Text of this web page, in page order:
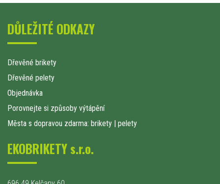
DŮLEŽITÉ ODKAZY
Dřevěné brikety
Dřevěné pelety
Objednávka
Porovnejte si způsoby výtápění
Města s dopravou zdarma: brikety | pelety
EKOBRIKETY s.r.o.